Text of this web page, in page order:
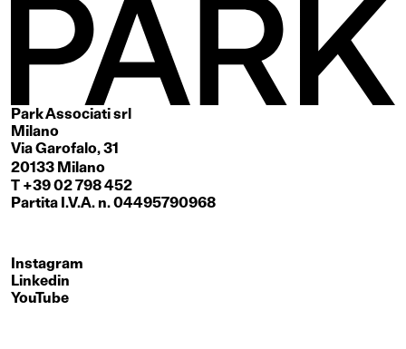
Park Associati srl
Milano
Via Garofalo, 31
20133 Milano
T +39 02 798 452
Partita I.V.A. n. 04495790968
Instagram
Linkedin
YouTube